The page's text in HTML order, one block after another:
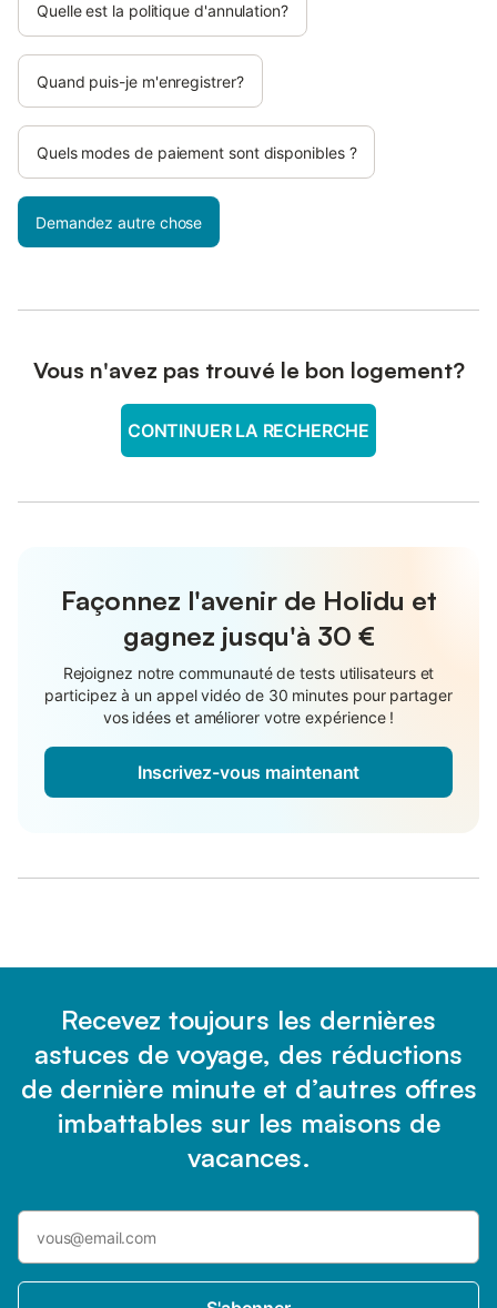
Quelle est la politique d'annulation?
Quand puis-je m'enregistrer?
Quels modes de paiement sont disponibles ?
Demandez autre chose
Vous n'avez pas trouvé le bon logement?
CONTINUER LA RECHERCHE
Façonnez l'avenir de Holidu et
gagnez jusqu'à 30 €
Rejoignez notre communauté de tests utilisateurs et
participez à un appel vidéo de 30 minutes pour partager
vos idées et améliorer votre expérience !
Inscrivez-vous maintenant
Recevez toujours les dernières
astuces de voyage, des réductions
de dernière minute et d’autres offres
imbattables sur les maisons de
vacances.